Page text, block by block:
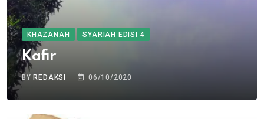
KHAZANAH SYARIAH EDISI 4
Kafir
BYREDAKSI 06/10/2020